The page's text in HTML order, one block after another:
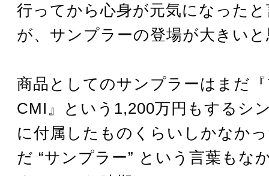
行ってから心身が元気になった
が、サンプラーの登場が大きい
商品としてのサンプラーはまだ
CMI』という1,200万円もするシ
に付属したものくらいしかなか
だ “サンプラー” という言葉もな